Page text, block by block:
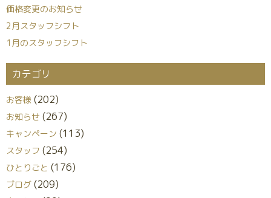
価格変更のお知らせ
2月スタッフシフト
1月のスタッフシフト
カテゴリ
お客様 (202)
お知らせ (267)
キャンペーン (113)
スタッフ (254)
ひとりごと (176)
ブログ (209)